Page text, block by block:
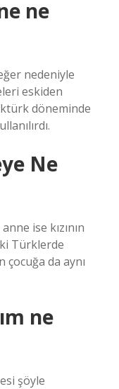
ne
nedeniyle
eskiden
döneminde
Ne
ise kızının
Türklerde
çocuğa da aynı
ne
şöyle